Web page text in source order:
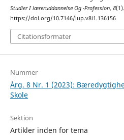
Studier I læreruddannelse Og -Profession, 8(1).
https://doi.org/10.7146/lup.v8i1.136156
Citationsformater
Nummer
Årg. 8 Nr. 1 (2023):
Skole
Sektion
Artikler inden for tema